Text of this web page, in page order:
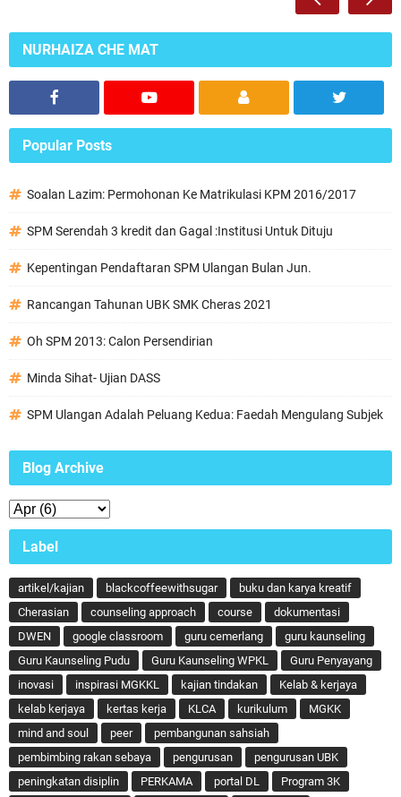
NURHAIZA CHE MAT
Popular Posts
Soalan Lazim: Permohonan Ke Matrikulasi KPM 2016/2017
SPM Serendah 3 kredit dan Gagal :Institusi Untuk Dituju
Kepentingan Pendaftaran SPM Ulangan Bulan Jun.
Rancangan Tahunan UBK SMK Cheras 2021
Oh SPM 2013: Calon Persendirian
Minda Sihat- Ujian DASS
SPM Ulangan Adalah Peluang Kedua: Faedah Mengulang Subjek
Blog Archive
Label
artikel/kajian blackcoffeewithsugar
buku dan karya kreatif
Cherasian
counseling approach course
dokumentasi
DWEN
google classroom guru cemerlang
guru kaunseling
Guru Kaunseling Pudu
Guru Kaunseling WPKL
Guru Penyayang
inovasi
inspirasi MGKKL kajian tindakan
Kelab & kerjaya
kelab kerjaya
kertas kerja KLCA kurikulum
MGKK
mind and soul
peer
pembangunan sahsiah
pembimbing rakan sebaya
pengurusan
pengurusan UBK
peningkatan disiplin
PERKAMA portal DL
Program 3K